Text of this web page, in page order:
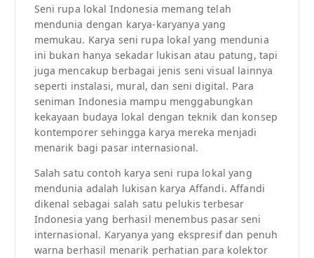
Seni rupa lokal Indonesia memang telah
mendunia dengan karya-karyanya yang
memukau. Karya seni rupa lokal yang mendunia
ini bukan hanya sekadar lukisan atau patung, tapi
juga mencakup berbagai jenis seni visual lainnya
seperti instalasi, mural, dan seni digital. Para
seniman Indonesia mampu menggabungkan
kekayaan budaya lokal dengan teknik dan konsep
kontemporer sehingga karya mereka menjadi
menarik bagi pasar internasional.
Salah satu contoh karya seni rupa lokal yang
mendunia adalah lukisan karya Affandi. Affandi
dikenal sebagai salah satu pelukis terbesar
Indonesia yang berhasil menembus pasar seni
internasional. Karyanya yang ekspresif dan penuh
warna berhasil menarik perhatian para kolektor